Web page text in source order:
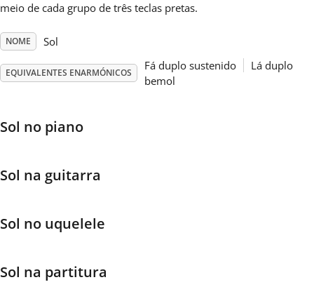
Deutsch
English
Español
Français
meio de cada grupo de três teclas pretas.
NOME Sol
EQUIVALENTES ENARMÓNICOS
Fá duplo sustenido
Lá duplo
bemol
Sol no piano
Sol na guitarra
Sol no uquelele
Sol na partitura